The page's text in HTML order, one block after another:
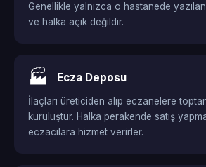
Genellikle yalnızca o hastanede
ve halka açık değildir.
🏭 Ecza Deposu
İlaçları üreticiden alıp eczanelere
kuruluştur. Halka perakende satış
eczacılara hizmet verirler.